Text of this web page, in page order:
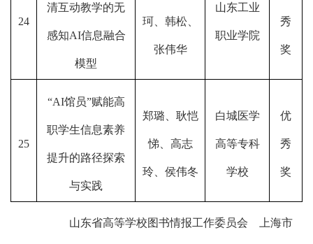
24
清互动教学的无
感知AI信息融合
模型
珂、韩松、
张伟华
山东工业
职业学院
秀
奖
25
“AI馆员”赋能高
职学生信息素养
提升的路径探索
与实践
郑璐、耿恺
悌、高志
玲、侯伟冬
白城医学
高等专科
学校
优
秀
奖
山东省高等学校图书情报工作委员会 上海市